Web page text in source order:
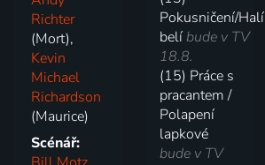
Richter
(Mort),
Kevin
Michael
Richardson
(Maurice)
Scénář:
Pokusničení/Halí
belíbude v TV
18.8.
(15) Práce s
pracantem /
Polapení
lapkové
bude v TV